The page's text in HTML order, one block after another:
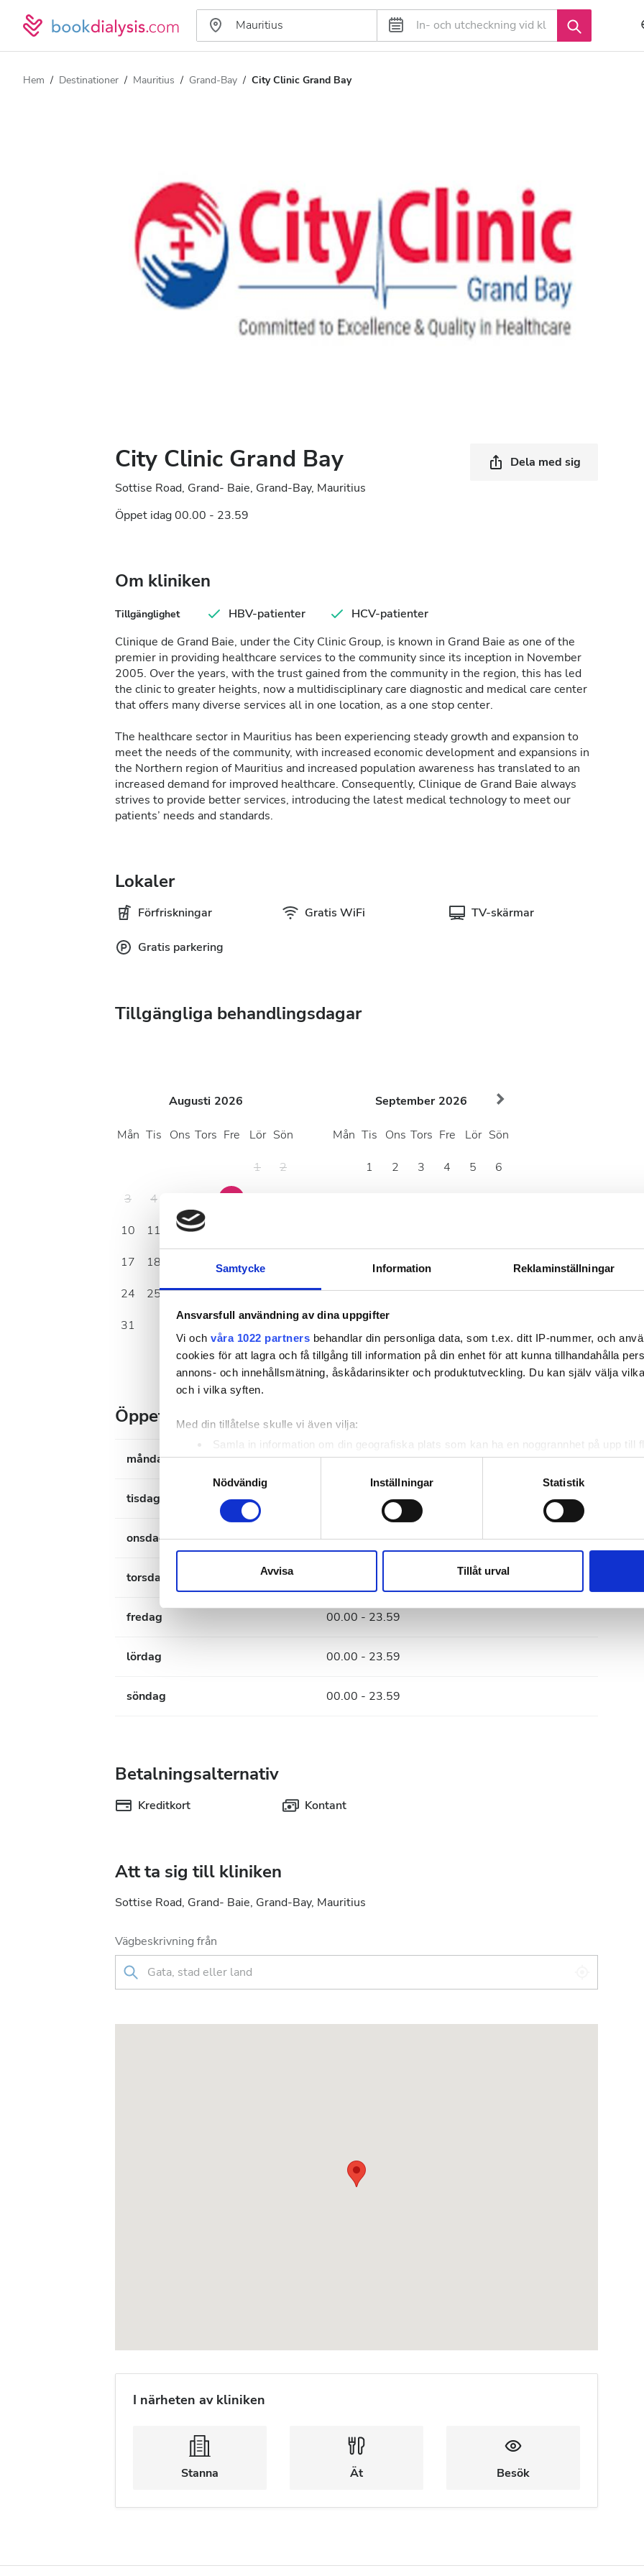
Samtycke Information Reklaminställningar
Ansvarsfull användning av dina uppgifter
Vi och våra 1022 partners behandlar din personliga data, som t.ex. ditt IP-nummer, och
cookies för att lagra och få tillgång till information på din enhet för att kunna tillhandahålla
annons- och innehållsmätning, åskådarinsikter och produktutveckling. Du kan själv välja
och i vilka syften.
Med din tillåtelse skulle vi även vilja:
Samla in information om din geografiska plats som kan ha en noggrannhet på upp till
Identifiera din enhet genom att aktivt skanna den för specifika kännetecken
Ta reda på mer om hur dina personliga uppgifter behandlas och ställ in dina preferenser i
eller dra tillbaka ditt samtycke när som helst från cookie-förklaringen.
sociala medier och analysera vår trafik. Vi vidarebefordrar även sådana identifierare och
till de sociala medier och annons- och analysföretag som vi samarbetar med. Dessa kan i
Samtyckesval
Nödvändig
Inställningar Statistik
Avvisa Tillåt urval
Hem Destinationer Mauritius Grand-Bay City Clinic Grand Bay
City Clinic Grand Bay
Sottise Road, Grand- Baie, Grand-Bay, Mauritius
Öppet idag 00.00 - 23.59
Dela med sig
Om kliniken
Tillgänglighet HBV-patienter
HCV-patienter
Clinique de Grand Baie, under the City Clinic Group, is known in Grand Baie as one of the
premier in providing healthcare services to the community since its inception in November
2005. Over the years, with the trust gained from the community in the region, this has led
the clinic to greater heights, now a multidisciplinary care diagnostic and medical care center
that offers many diverse services all in one location, as a one stop center.
The healthcare sector in Mauritius has been experiencing steady growth and expansion to
meet the needs of the community, with increased economic development and expansions in
the Northern region of Mauritius and increased population awareness has translated to an
increased demand for improved healthcare. Consequently, Clinique de Grand Baie always
strives to provide better services, introducing the latest medical technology to meet our
patients’ needs and standards.
Lokaler
Förfriskningar Gratis WiFi TV-skärmar
Gratis parkering
Tillgängliga behandlingsdagar
Augusti 2026
Mån Tis Ons Tors Fre Lör Sön
1
2
3
4
10
11 12 13
17
18 22
24
25 26 27 28 29
30
31
September 2026
Mån Tis Ons Tors Fre Lör Sön
1 2 3 4 5
6
22 24
28
29 30
Öppettider
måndag 00.00 - 23.59
tisdag 00.00 - 23.59
onsdag 00.00 - 23.59
torsdag
fredag 00.00 - 23.59
lördag 00.00 - 23.59
söndag 00.00 - 23.59
Betalningsalternativ
Kreditkort Kontant
Att ta sig till kliniken
Sottise Road, Grand- Baie, Grand-Bay, Mauritius
Vägbeskrivning från
I närheten av kliniken
Stanna Ät Besök